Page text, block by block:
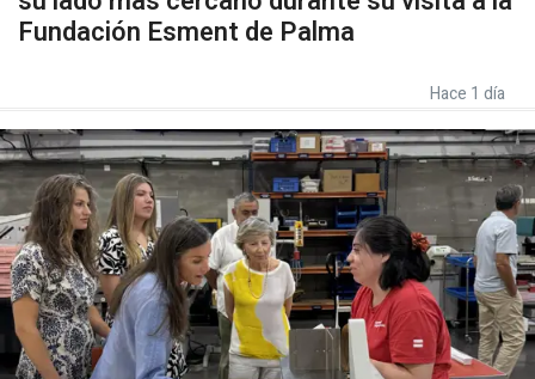
Fundación Esment de Palma
Hace 1 día